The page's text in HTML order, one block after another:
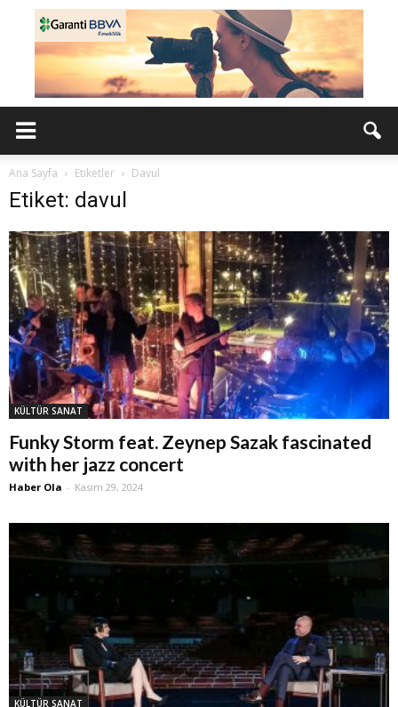
Ana Sayfa Etiketler Davul
Etiket: davul
KÜLTÜR SANAT
Funky Storm feat. Zeynep Sazak fascinated
with her jazz concert
Haber Ola - Kasım 29, 2024
KÜLTÜR SANAT